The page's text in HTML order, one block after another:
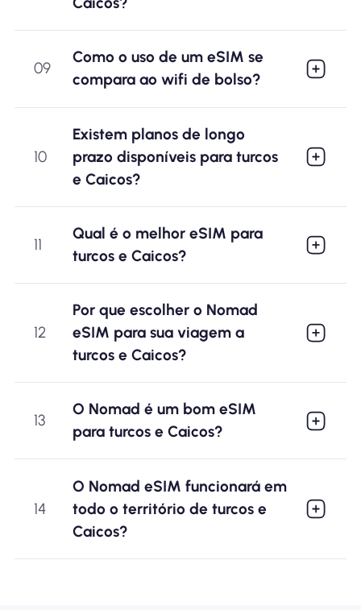
09
Como o uso de um eSIM se
compara ao wifi de bolso?
10
Existem planos de longo
prazo disponíveis para turcos
e Caicos?
11
Qual é o melhor eSIM para
turcos e Caicos?
12
Por que escolher o Nomad
eSIM para sua viagem a
turcos e Caicos?
13
O Nomad é um bom eSIM
para turcos e Caicos?
14
O Nomad eSIM funcionará em
todo o território de turcos e
Caicos?